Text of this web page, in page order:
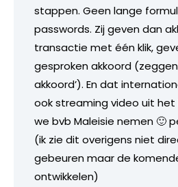
stappen. Geen lange
passwords. Zij geven dan
transactie met één klik,
gesproken akkoord (zeggen
akkoord’). En dat
ook streaming video uit
we bvb Maleisie nemen 🙂
(ik zie dit overigens niet
gebeuren maar de
ontwikkelen)